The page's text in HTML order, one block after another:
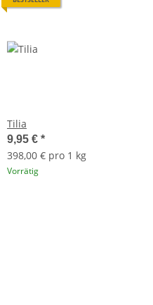
Tilia
9,95 € *
398,00 € pro 1 kg
Vorrätig